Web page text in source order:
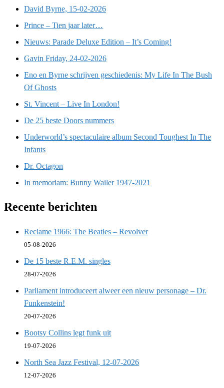
David Byrne, 15-02-2026
Prince – Tien jaar later…
Nieuws: Parade Deluxe Edition – It’s Coming!
Gavin Friday, 24-02-2026
Eno en Byrne schrijven geschiedenis: My Life In The Bush
Of Ghosts
St. Vincent – Live In London!
De 25 beste Doors nummers
Underworld’s spectaculaire album Second Toughest In The
Infants
Dr. Octagon
In memoriam: Bunny Wailer 1947-2021
Recente berichten
Reclame 1966: The Beatles – Revolver
05-08-2026
De 15 beste R.E.M. singles
28-07-2026
Parliament introduceert alweer een nieuw personage – Dr.
Funkenstein!
20-07-2026
Bootsy Collins legt funk uit
19-07-2026
North Sea Jazz Festival, 12-07-2026
12-07-2026